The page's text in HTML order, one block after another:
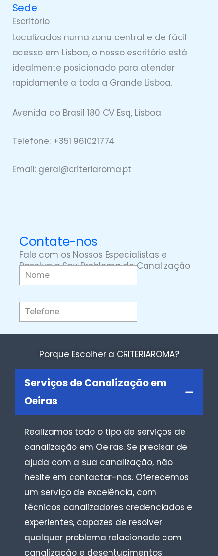
Sede
Escritório
Localizados numa zona central e de fácil
acesso em Lisboa, o nosso escritório está
idealmente posicionado para atender
rapidamente a toda a Grande Lisboa.
Avenida do Brasil 180 CV Esq, Lisboa
Telefone: +351 961021774
Email: geral@criteriaroma.pt
Contate-nos
Fale com os Nossos Especialistas e
Resolva o Seu Problema de Canalização
Porque Escolher a CRITERIAROMA?
Serviços de Canalização em
Oeiras
Realizamos todo o tipo de serviços de
canalização em Oeiras. Se precisar de
ajuda com a sua canalização, não
hesite em contactar-nos. Oferecemos
um serviço de excelência, com
técnicos canalizadores credenciados e
experientes, capazes de resolver
qualquer problema relacionado com
canalização e desentupimentos.